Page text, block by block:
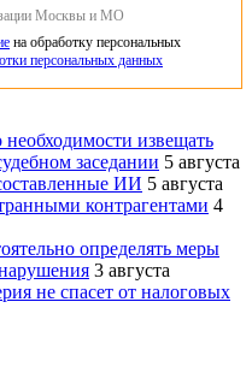
Москвы и МО
на обработку персональных
персональных данных
извещать
заседании 5 августа
ИИ 5 августа
контрагентами 4
определять меры
3 августа
не спасет от налоговых